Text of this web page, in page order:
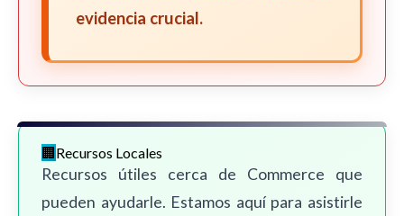
evidencia crucial.
Recursos Locales
Recursos útiles cerca de Commerce que
pueden ayudarle. Estamos aquí para asistirle